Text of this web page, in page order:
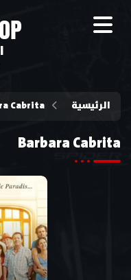
الرئيسية Cabrita
Barbara Cabrita